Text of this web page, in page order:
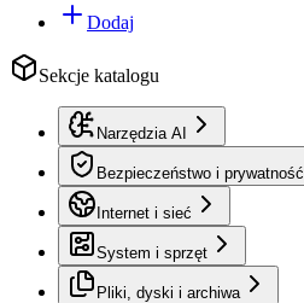
Dodaj
Sekcje katalogu
Narzędzia AI
Bezpieczeństwo i prywatność
Internet i sieć
System i sprzęt
Pliki, dyski i archiwa